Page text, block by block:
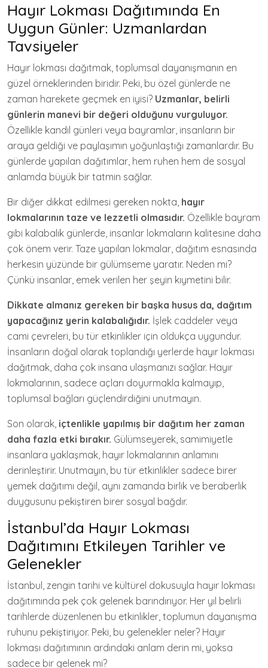
Hayır Lokması Dağıtımında En
Uygun Günler: Uzmanlardan
Tavsiyeler
Hayır lokması dağıtmak, toplumsal dayanışmanın en
güzel örneklerinden biridir. Peki, bu özel günlerde ne
zaman harekete geçmek en iyisi? Uzmanlar, belirli
günlerin manevi bir değeri olduğunu vurguluyor.
Özellikle kandil günleri veya bayramlar, insanların bir
araya geldiği ve paylaşımın yoğunlaştığı zamanlardır. Bu
günlerde yapılan dağıtımlar, hem ruhen hem de sosyal
anlamda büyük bir tatmin sağlar.
Bir diğer dikkat edilmesi gereken nokta, hayır
lokmalarının taze ve lezzetli olmasıdır. Özellikle bayram
gibi kalabalık günlerde, insanlar lokmaların kalitesine daha
çok önem verir. Taze yapılan lokmalar, dağıtım esnasında
herkesin yüzünde bir gülümseme yaratır. Neden mi?
Çünkü insanlar, emek verilen her şeyin kıymetini bilir.
Dikkate almanız gereken bir başka husus da, dağıtım
yapacağınız yerin kalabalığıdır. İşlek caddeler veya
cami çevreleri, bu tür etkinlikler için oldukça uygundur.
İnsanların doğal olarak toplandığı yerlerde hayır lokması
dağıtmak, daha çok insana ulaşmanızı sağlar. Hayır
lokmalarının, sadece açları doyurmakla kalmayıp,
toplumsal bağları güçlendirdiğini unutmayın.
Son olarak, içtenlikle yapılmış bir dağıtım her zaman
daha fazla etki bırakır. Gülümseyerek, samimiyetle
insanlara yaklaşmak, hayır lokmalarının anlamını
derinleştirir. Unutmayın, bu tür etkinlikler sadece birer
yemek dağıtımı değil, aynı zamanda birlik ve beraberlik
duygusunu pekiştiren birer sosyal bağdır.
İstanbul’da Hayır Lokması
Dağıtımını Etkileyen Tarihler ve
Gelenekler
İstanbul, zengin tarihi ve kültürel dokusuyla hayır lokması
dağıtımında pek çok gelenek barındırıyor. Her yıl belirli
tarihlerde düzenlenen bu etkinlikler, toplumun dayanışma
ruhunu pekiştiriyor. Peki, bu gelenekler neler? Hayır
lokması dağıtımının ardındaki anlam derin mi, yoksa
sadece bir gelenek mi?